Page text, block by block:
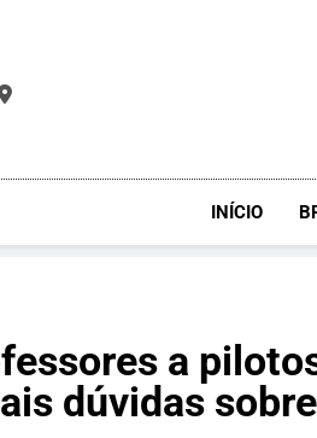
INÍCIO
a
dúvidas